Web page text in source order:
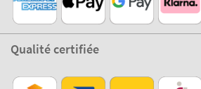
Qualité certifiée